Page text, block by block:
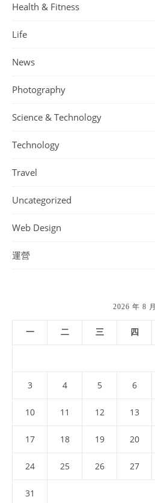
Health & Fitness
Life
News
Photography
Science & Technology
Technology
Travel
Uncategorized
Web Design
運營
2026 年 8 月
一 二 三 四
3 4 5 6
10 11 12 13
17 18 19 20
24 25 26 27
31